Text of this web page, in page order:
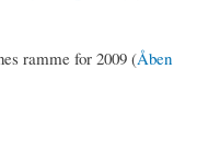
ramme for 2009 (Åben